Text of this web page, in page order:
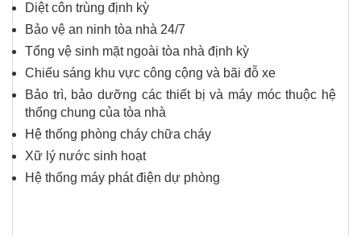
Diệt côn trùng định kỳ
Bảo vệ an ninh tòa nhà 24/7
Tổng vệ sinh mặt ngoài tòa nhà định kỳ
Chiếu sáng khu vực công cộng và bãi đỗ xe
Bảo trì, bảo dưỡng các thiết bị và máy móc thuộc hệ
thống chung của tòa nhà
Hệ thống phòng cháy chữa cháy
Xữ lý nước sinh hoạt
Hệ thống máy phát điện dự phòng